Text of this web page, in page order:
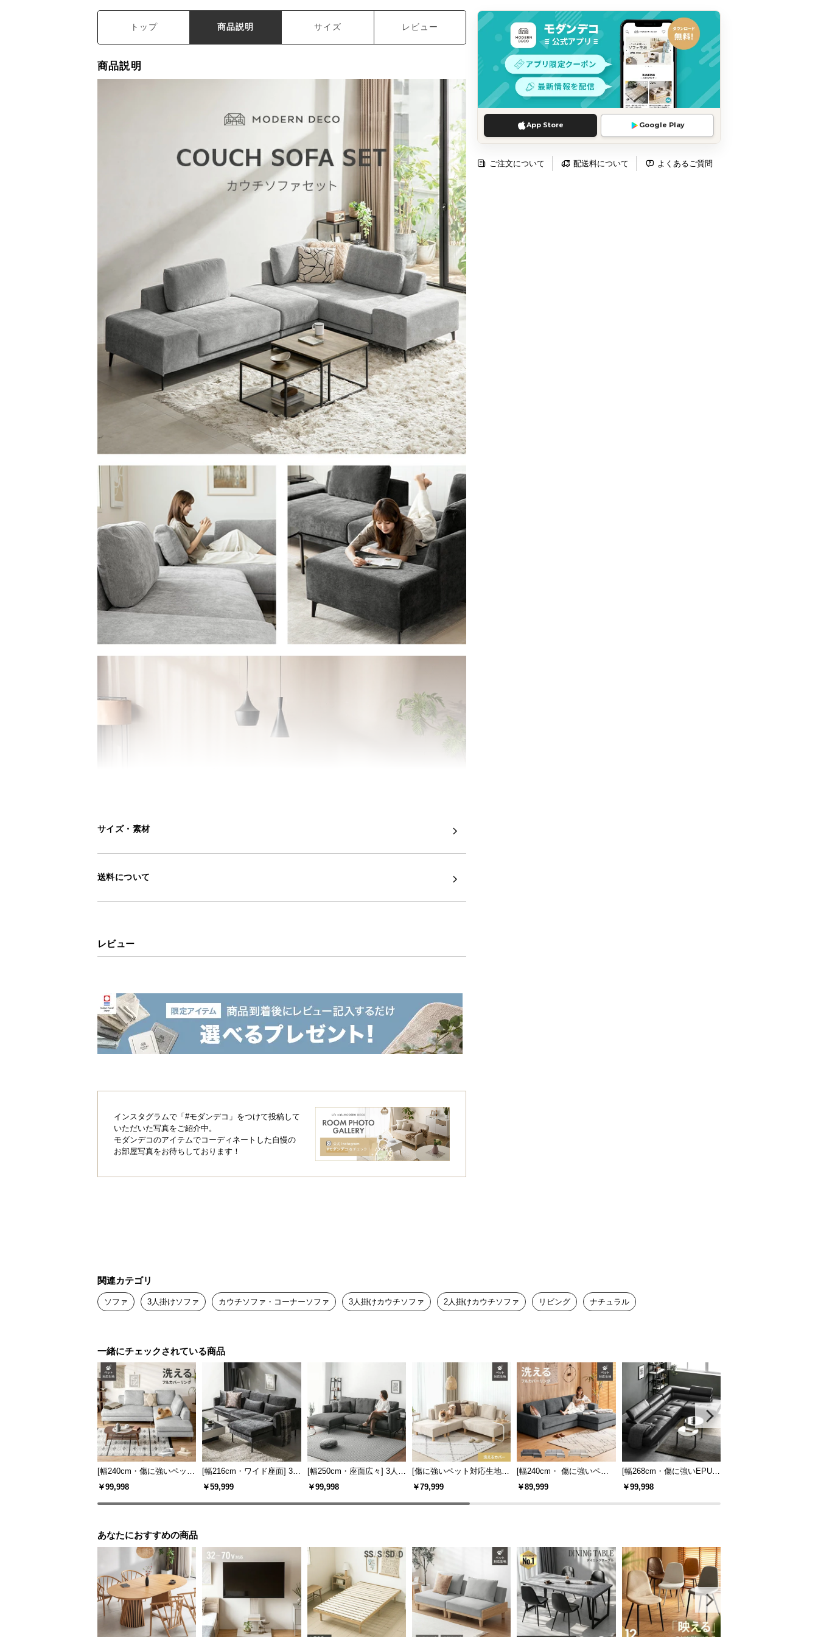
App Store Google Play
ご注文について 配送料について よくあるご質問
トップ 商品説明 サイズ レビュー
商品説明
サイズ・素材
送料について
レビュー
インスタグラムで「#モダンデコ」をつけて投稿して
いただいた写真をご紹介中。
モダンデコのアイテムでコーディネートした自慢の
お部屋写真をお待ちしております！
関連カテゴリ
ソファ 3人掛けソファ カウチソファ・コーナーソファ 3人掛けカウチソファ 2人掛けカウチソファ リビング ナチュラル
一緒にチェックされている商品
[幅240cm・傷に強いペット
対応生地] 3人掛けカウチソ
るカバー
￥99,998
[幅216cm・ワイド座面] 3人
掛けカウチソファ ブラック
ク 高級感
￥59,999
[幅250cm・座面広々] 3人掛
けカウチソファ セパレート
脚 4人掛け
￥99,998
[傷に強いペット対応生地]
カウチソファセット 組替自
￥79,999
[幅240cm・ 傷に強いペッ
ト対応生地] ワイドカウチ
￥89,999
[幅268cm・傷に強いEPUタ
イプも] 3人掛けレザーカウ
￥99,998
あなたにおすすめの商品